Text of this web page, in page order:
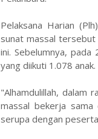
Pelaksana Harian
sunat massal tersebut
ini. Sebelumnya, pada
yang diikuti 1.078 anak.
"Alhamdulillah, dalam
massal bekerja sama
serupa dengan